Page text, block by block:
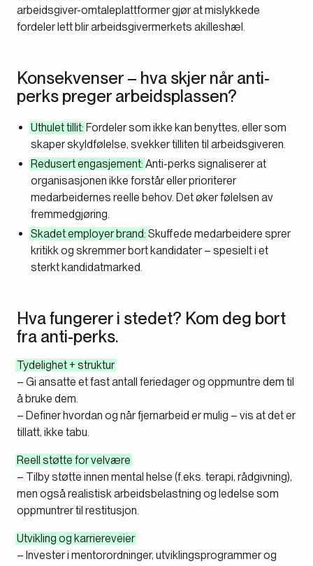
arbeidsgiver-omtaleplattformer gjør at mislykkede
fordeler lett blir arbeidsgivermerkets akilleshæl.
Konsekvenser – hva skjer når anti-
perks preger arbeidsplassen?
Uthulet tillit: Fordeler som ikke kan benyttes, eller som
skaper skyldfølelse, svekker tilliten til arbeidsgiveren.
Redusert engasjement: Anti-perks signaliserer at
organisasjonen ikke forstår eller prioriterer
medarbeidernes reelle behov. Det øker følelsen av
fremmedgjøring.
Skadet employer brand: Skuffede medarbeidere sprer
kritikk og skremmer bort kandidater – spesielt i et
sterkt kandidatmarked.
Hva fungerer i stedet? Kom deg bort
fra anti-perks.
Tydelighet + struktur
– Gi ansatte et fast antall feriedager og oppmuntre dem til
å bruke dem.
– Definer hvordan og når fjernarbeid er mulig – vis at det er
tillatt, ikke tabu.
Reell støtte for velvære
– Tilby støtte innen mental helse (f.eks. terapi, rådgivning),
men også realistisk arbeidsbelastning og ledelse som
oppmuntrer til restitusjon.
Utvikling og karriereveier
– Invester i mentorordninger, utviklingsprogrammer og